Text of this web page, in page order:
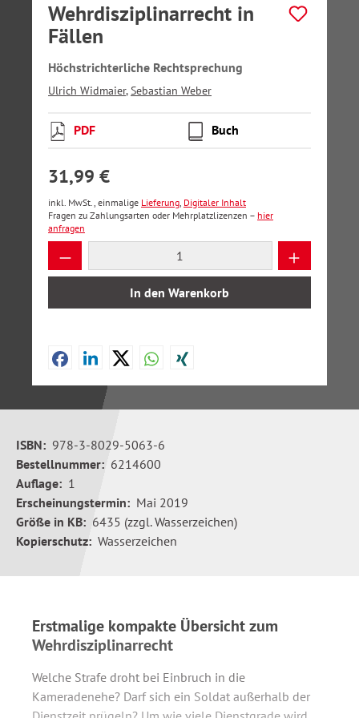
Wehrdisziplinarrecht in
Fällen
Höchstrichterliche Rechtsprechung
Ulrich Widmaier,Sebastian Weber
PDF Buch
31,99 €
inkl. MwSt., einmalige Lieferung, Digitaler Inhalt
Fragen zu Zahlungsarten oder Mehrplatzlizenzen – hier
anfragen
Produkt Anzahl: Gib den gewünschten
In den Warenkorb
ISBN: 978-3-8029-5063-6
Bestellnummer: 6214600
Auflage: 1
Erscheinungstermin: Mai 2019
Größe in KB: 6435 (zzgl. Wasserzeichen)
Kopierschutz: Wasserzeichen
Erstmalige kompakte Übersicht zum
Wehrdisziplinarrecht
Welche Strafe droht bei Einbruch in die
Kameradenehe? Darf sich ein Soldat außerhalb der